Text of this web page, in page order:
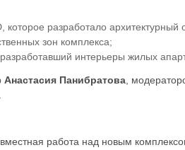
которое разработало архитектурный
зон комплекса;
, разработавший интерьеры жилых
Анастасия Панибратова ,
работа над новым